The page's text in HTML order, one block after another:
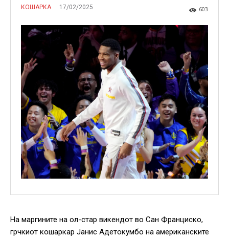
КОШАРКА 17/02/2025 603
На маргините на ол-стар викендот во Сан Франциско,
грчкиот кошаркар Јанис Адетокумбо на американските